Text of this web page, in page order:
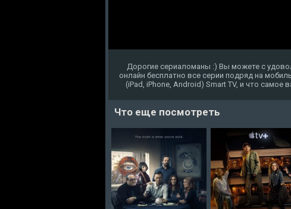
Дорогие сериаломаны :) Вы можете с
онлайн бесплатно все серии подряд на
(iPad, iPhone, Android) Smart TV, и что
Что еще посмотреть